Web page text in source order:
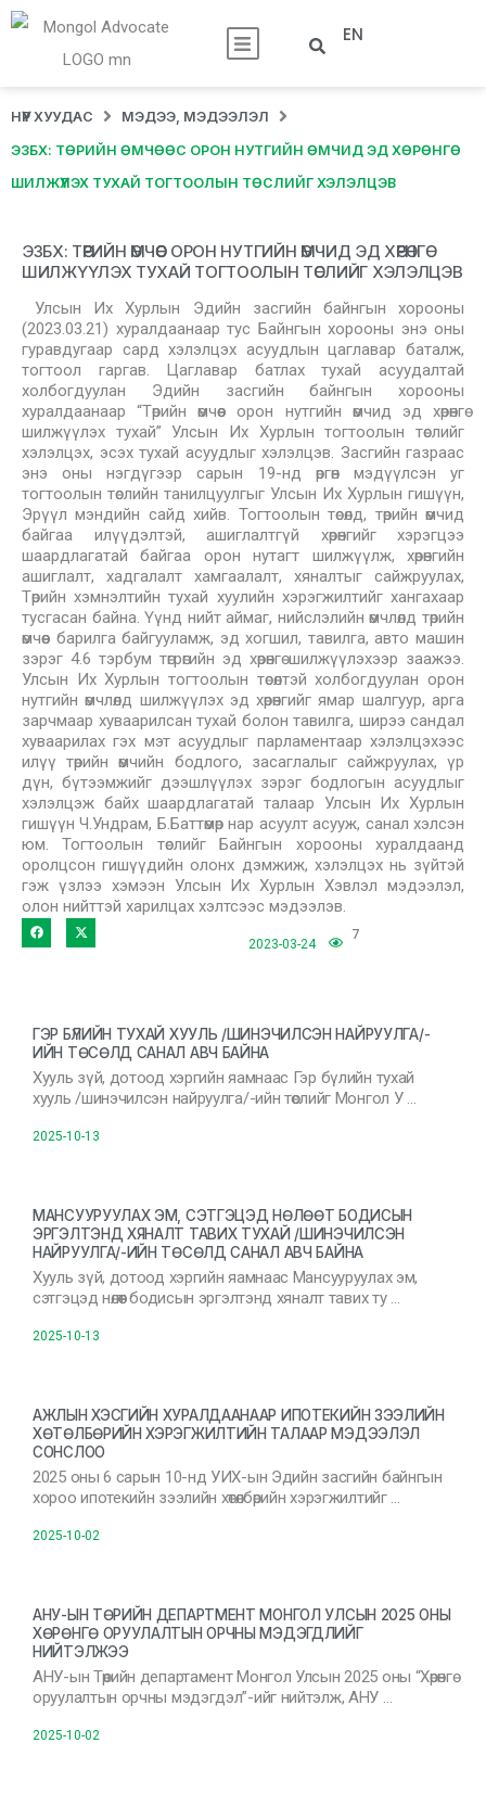
EN
НҮҮР ХУУДАС МЭДЭЭ, МЭДЭЭЛЭЛ
ЭЗБХ: ТӨРИЙН ӨМЧӨӨС ОРОН НУТГИЙН ӨМЧИД ЭД ХӨРӨНГӨ
ШИЛЖҮҮЛЭХ ТУХАЙ ТОГТООЛЫН ТӨСЛИЙГ ХЭЛЭЛЦЭВ
ЭЗБХ: ТӨРИЙН ӨМЧӨӨС ОРОН НУТГИЙН ӨМЧИД ЭД ХӨРӨНГӨ
ШИЛЖҮҮЛЭХ ТУХАЙ ТОГТООЛЫН ТӨСЛИЙГ ХЭЛЭЛЦЭВ
Улсын Их Хурлын Эдийн засгийн байнгын хорооны
(2023.03.21) хуралдаанаар тус Байнгын хорооны энэ оны
гуравдугаар сард хэлэлцэх асуудлын цаглавар баталж,
тогтоол гаргав. Цаглавар батлах тухай асуудалтай
холбогдуулан Эдийн засгийн байнгын хорооны
хуралдаанаар “Төрийн өмчөөс орон нутгийн өмчид эд хөрөнгө
шилжүүлэх тухай” Улсын Их Хурлын тогтоолын төслийг
хэлэлцэх, эсэх тухай асуудлыг хэлэлцэв. Засгийн газраас
энэ оны нэгдүгээр сарын 19-нд өргөн мэдүүлсэн уг
тогтоолын төслийн танилцуулгыг Улсын Их Хурлын гишүүн,
Эрүүл мэндийн сайд хийв. Тогтоолын төсөлд, төрийн өмчид
байгаа илүүдэлтэй, ашиглалтгүй хөрөнгийг хэрэгцээ
шаардлагатай байгаа орон нутагт шилжүүлж, хөрөнгийн
ашиглалт, хадгалалт хамгаалалт, хяналтыг сайжруулах,
Төрийн хэмнэлтийн тухай хуулийн хэрэгжилтийг хангахаар
тусгасан байна. Үүнд нийт аймаг, нийслэлийн өмчлөлд төрийн
өмчөөс барилга байгууламж, эд хогшил, тавилга, авто машин
зэрэг 4.6 тэрбум төгрөгийн эд хөрөнгө шилжүүлэхээр заажээ.
Улсын Их Хурлын тогтоолын төсөлтэй холбогдуулан орон
нутгийн өмчлөлд шилжүүлэх эд хөрөнгийг ямар шалгуур, арга
зарчмаар хуваарилсан тухай болон тавилга, ширээ сандал
хуваарилах гэх мэт асуудлыг парламентаар хэлэлцэхээс
илүү төрийн өмчийн бодлого, засаглалыг сайжруулах, үр
дүн, бүтээмжийг дээшлүүлэх зэрэг бодлогын асуудлыг
хэлэлцэж байх шаардлагатай талаар Улсын Их Хурлын
гишүүн Ч.Ундрам, Б.Баттөмөр нар асуулт асууж, санал хэлсэн
юм. Тогтоолын төслийг Байнгын хорооны хуралдаанд
оролцсон гишүүдийн олонх дэмжиж, хэлэлцэх нь зүйтэй
гэж үзлээ хэмээн Улсын Их Хурлын Хэвлэл мэдээлэл,
олон нийттэй харилцах хэлтсээс мэдээлэв.
2023-03-24
7
ГЭР БҮЛИЙН ТУХАЙ ХУУЛЬ /ШИНЭЧИЛСЭН НАЙРУУЛГА/-
ИЙН ТӨСӨЛД САНАЛ АВЧ БАЙНА
Хууль зүй, дотоод хэргийн яамнаас Гэр бүлийн тухай
хууль /шинэчилсэн найруулга/-ийн төслийг Монгол У …
2025-10-13
МАНСУУРУУЛАХ ЭМ, СЭТГЭЦЭД НӨЛӨӨТ БОДИСЫН
ЭРГЭЛТЭНД ХЯНАЛТ ТАВИХ ТУХАЙ /ШИНЭЧИЛСЭН
НАЙРУУЛГА/-ИЙН ТӨСӨЛД САНАЛ АВЧ БАЙНА
Хууль зүй, дотоод хэргийн яамнаас Мансууруулах эм,
сэтгэцэд нөлөөт бодисын эргэлтэнд хяналт тавих ту …
2025-10-13
АЖЛЫН ХЭСГИЙН ХУРАЛДААНААР ИПОТЕКИЙН ЗЭЭЛИЙН
ХӨТӨЛБӨРИЙН ХЭРЭГЖИЛТИЙН ТАЛААР МЭДЭЭЛЭЛ
СОНСЛОО
2025 оны 6 сарын 10-нд УИХ-ын Эдийн засгийн байнгын
хороо ипотекийн зээлийн хөтөлбөрийн хэрэгжилтийг …
2025-10-02
АНУ-ЫН ТӨРИЙН ДЕПАРТМЕНТ МОНГОЛ УЛСЫН 2025 ОНЫ
ХӨРӨНГӨ ОРУУЛАЛТЫН ОРЧНЫ МЭДЭГДЛИЙГ
НИЙТЭЛЖЭЭ
АНУ-ын Төрийн департамент Монгол Улсын 2025 оны “Хөрөнгө
оруулалтын орчны мэдэгдэл”-ийг нийтэлж, АНУ …
2025-10-02